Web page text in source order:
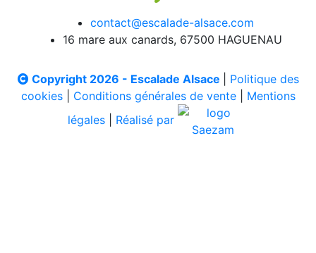
contact@escalade-alsace.com
16 mare aux canards, 67500 HAGUENAU
Copyright 2026 - Escalade Alsace
Politique des
cookies| Conditions générales de vente| Mentions
légales
Réalisé par